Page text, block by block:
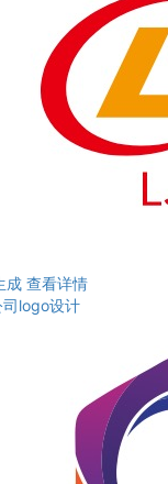
成 查看详情
logo设计